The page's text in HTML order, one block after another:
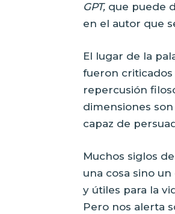
GPT, que puede
en el autor que
El lugar de la
fueron
repercusión
dimensiones
capaz de
Muchos siglos
una cosa sino
y útiles para la
Pero nos alerta